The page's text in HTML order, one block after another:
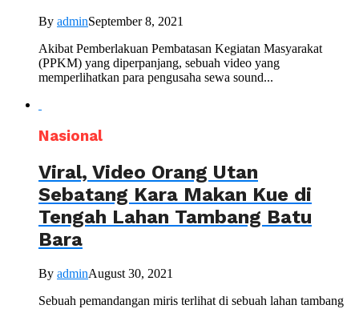
By adminSeptember 8, 2021
Akibat Pemberlakuan Pembatasan Kegiatan Masyarakat
(PPKM) yang diperpanjang, sebuah video yang
memperlihatkan para pengusaha sewa sound...
Nasional
Viral, Video Orang Utan
Sebatang Kara Makan Kue di
Tengah Lahan Tambang Batu
Bara
By adminAugust 30, 2021
Sebuah pemandangan miris terlihat di sebuah lahan tambang